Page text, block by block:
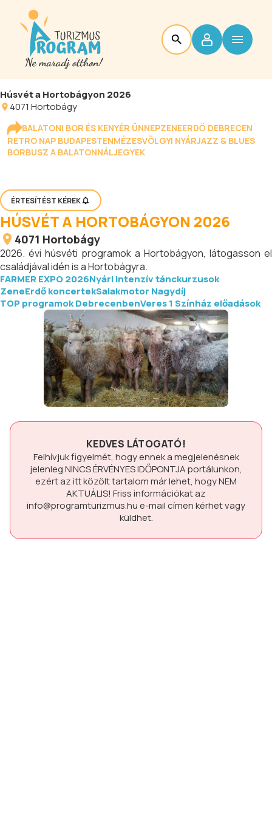
Húsvét a Hortobágyon 2026
4071 Hortobágy
BALATONI BOR ÉS KENYÉR ÜNNEPZENEERDŐ DEBRECEN
RETRO NAP BUDAPESTENMÉZESVÖLGYI NYÁRJAZZ & BLUES
BORBUSZ A BALATONNÁLJEGYEK
ÉRTESÍTÉST KÉREK
HÚSVÉT A HORTOBÁGYON 2026
4071 Hortobágy
2026. évi húsvéti programok a Hortobágyon, látogasson el
családjával idén is a Hortobágyra.
FARMER EXPO 2026Nyári intenzív tánckurzusok
ZeneErdő koncertekSalakmotor Nagydíj
TOP programok DebrecenbenVeres 1 Színház előadások
KEDVES LÁTOGATÓ!
Felhívjuk figyelmét, hogy ennek a megjelenésnek
jelenlegNINCS ÉRVÉNYES IDŐPONTJAportálunkon,
ezért az itt közölt tartalom már lehet, hogyNEM
AKTUÁLIS! Friss információkat az
info@programturizmus.hue-mail címen kérhet vagy
küldhet.